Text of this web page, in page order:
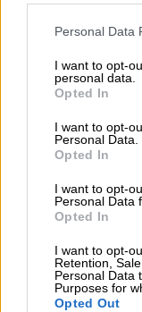
Personal Data
I want to opt-
personal data.
Opted In
I want to opt-
Personal Data.
Opted In
I want to opt-
Personal Data
Opted In
I want to opt-
Retention,
Personal Data
Purposes for
Opted Out
Interfejsy
Różne
Ochrona